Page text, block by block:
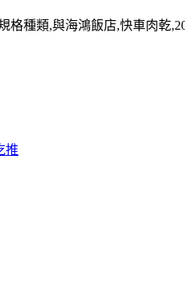
種類,與海鴻飯店,快車肉乾
推